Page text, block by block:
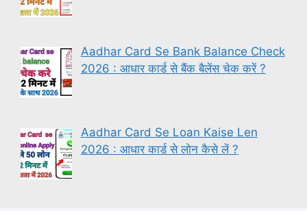
Aadhar Card Se Bank Balance Check
2026 : आधार कार्ड से बैंक बैलेंस चेक करें ?
Aadhar Card Se Loan Kaise Len
2026 : आधार कार्ड से लोन कैसे लें ?